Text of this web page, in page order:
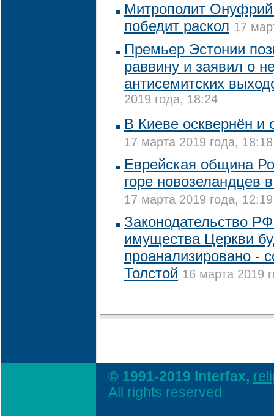
Митрополит
победит раскол 17
Премьер Эстонии
раввину и заявил о
антисемитских
2019 года, 18:24
В Киеве осквернён
17 марта 2019 года, 18:18
Еврейская община
горе новозеландцев
17 марта 2019 года, 12:19
Законодательство
имущества Церкви
проанализировано -
Толстой 16 марта 2019
© 1991-2019 Interfax,
All rights reserved